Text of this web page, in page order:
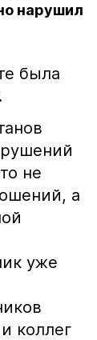
нарушил
была
не
а
уже
коллег